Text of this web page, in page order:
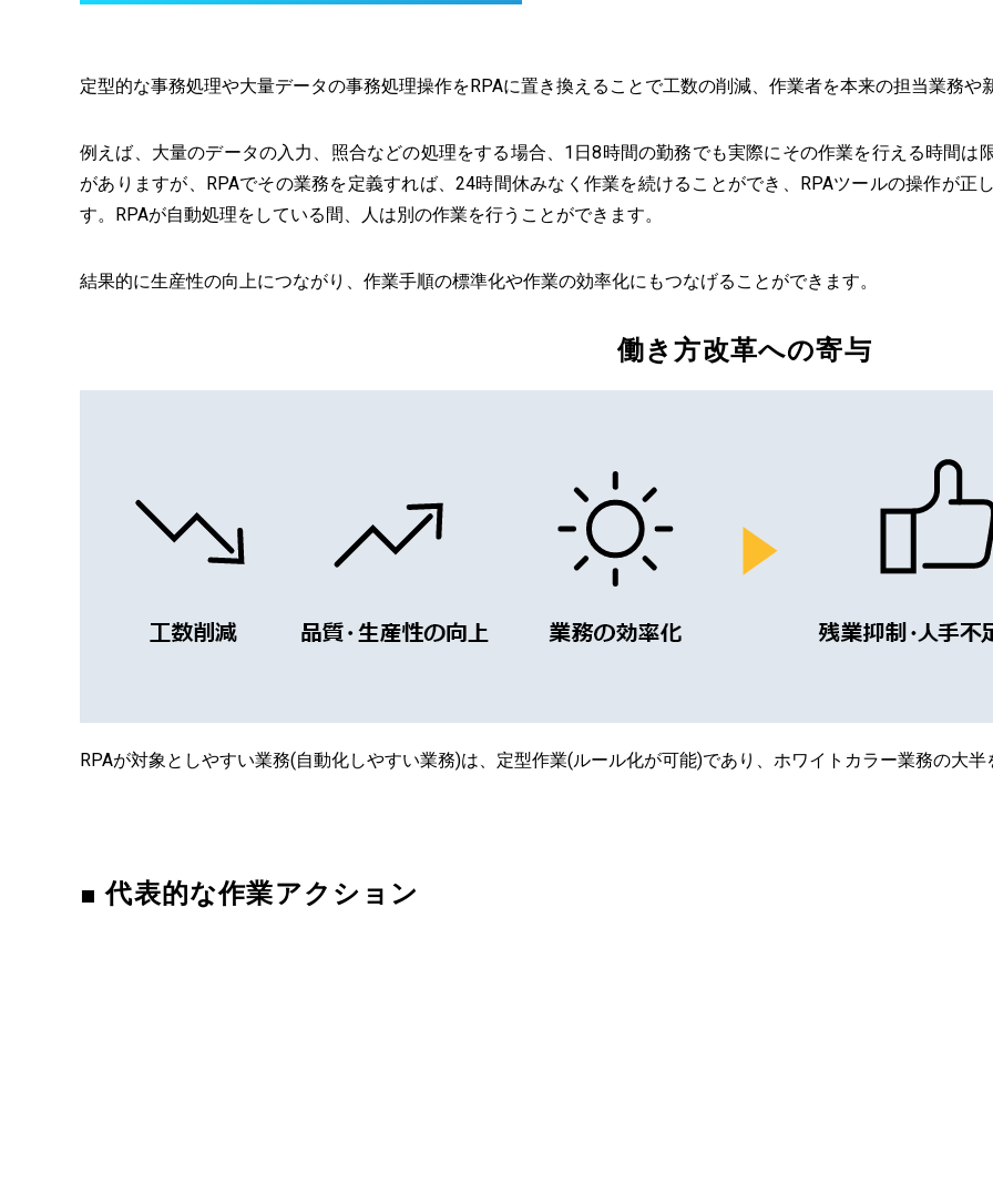
定型的な事務処理や大量データの事務処理操作をRPAに置き換えることで工数の削減、作業者を本来の担当業務
例えば、大量のデータの入力、照合などの処理をする場合、1日8時間の勤務でも実際にその作業を行える時間は
がありますが、RPAでその業務を定義すれば、24時間休みなく作業を続けることができ、RPAツールの操作が
す。RPAが自動処理をしている間、人は別の作業を行うことができます。
結果的に生産性の向上につながり、作業手順の標準化や作業の効率化にもつなげることができます。
働き方改革への寄与
RPAが対象としやすい業務(自動化しやすい業務)は、定型作業(ルール化が可能)であり、ホワイトカラー業務の大
■ 代表的な作業アクション